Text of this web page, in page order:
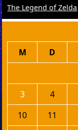
The Legend of Zelda
M D
3
4
10
11